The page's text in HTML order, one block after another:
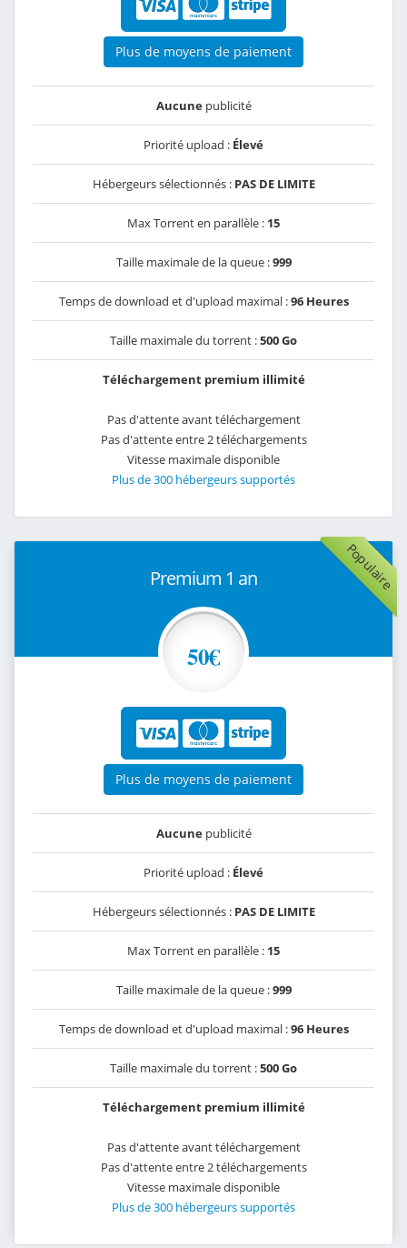
Plus de moyens de paiement
Aucunepublicité
Priorité upload : Élevé
Hébergeurs sélectionnés : PAS DE LIMITE
Max Torrent en parallèle : 15
Taille maximale de la queue :999
Temps de download et d'upload maximal :96 Heures
Taille maximale du torrent :500 Go
Téléchargement premium illimité
Pas d'attente avant téléchargement
Pas d'attente entre 2 téléchargements
Vitesse maximale disponible
Plus de 300 hébergeurs supportés
Populaire
Premium 1 an
50€
Plus de moyens de paiement
Aucunepublicité
Priorité upload : Élevé
Hébergeurs sélectionnés : PAS DE LIMITE
Max Torrent en parallèle : 15
Taille maximale de la queue :999
Temps de download et d'upload maximal :96 Heures
Taille maximale du torrent :500 Go
Téléchargement premium illimité
Pas d'attente avant téléchargement
Pas d'attente entre 2 téléchargements
Vitesse maximale disponible
Plus de 300 hébergeurs supportés